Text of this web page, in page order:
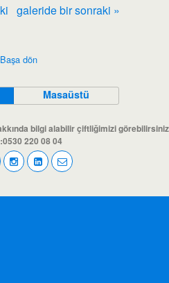
galeride bir sonraki »
Başa dön
Masaüstü
bilgi alabilir çiftliğimizi görebilirsiniz
220 08 04